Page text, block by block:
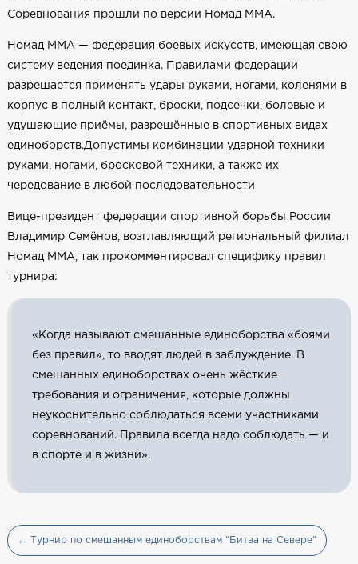
Соревнования прошли по версии Номад ММА.
Номад ММА — федерация боевых искусств, имеющая свою
систему ведения поединка. Правилами федерации
разрешается применять удары руками, ногами, коленями в
корпус в полный контакт, броски, подсечки, болевые и
удушающие приёмы, разрешённые в спортивных видах
единоборств.Допустимы комбинации ударной техники
руками, ногами, бросковой техники, а также их
чередование в любой последовательности
Вице-президент федерации спортивной борьбы России
Владимир Семёнов, возглавляющий региональный филиал
Номад ММА, так прокомментировал специфику правил
турнира:
«Когда называют смешанные единоборства «боями
без правил», то вводят людей в заблуждение. В
смешанных единоборствах очень жёсткие
требования и ограничения, которые должны
неукоснительно соблюдаться всеми участниками
соревнований. Правила всегда надо соблюдать — и
в спорте и в жизни».
← Турнир по смешанным единоборствам "Битва на Севере"